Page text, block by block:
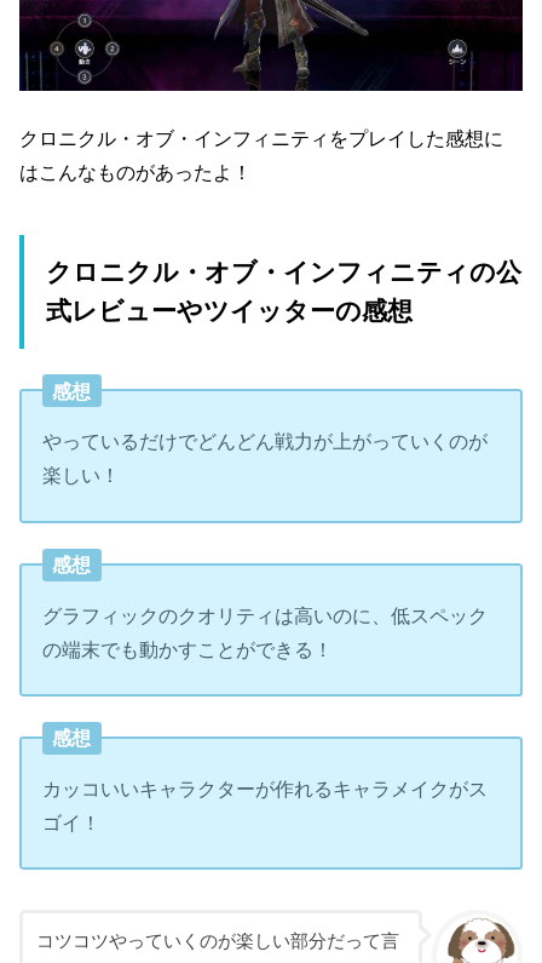
クロニクル・オブ・インフィニティをプレイした感想に
はこんなものがあったよ！
クロニクル・オブ・インフィニティの公
式レビューやツイッターの感想
感想
やっているだけでどんどん戦力が上がっていくのが
楽しい！
感想
グラフィックのクオリティは高いのに、低スペック
の端末でも動かすことができる！
感想
カッコいいキャラクターが作れるキャラメイクがス
ゴイ！
コツコツやっていくのが楽しい部分だって言